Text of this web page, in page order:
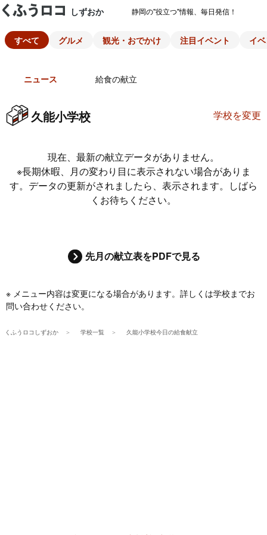
しずおか 静岡の"役立つ"情報、毎日発信！
すべて グルメ 観光・おでかけ 注目イベント イ
ニュース 給食の献立
久能小学校 学校を変更
現在、最新の献立データがありません。
※長期休暇、月の変わり目に表示されない場合がありま
す。データの更新がされましたら、表示されます。しばら
くお待ちください。
先月の献立表をPDFで見る
※ メニュー内容は変更になる場合があります。詳しくは学校までお
問い合わせください。
くふうロコしずおか 学校一覧 久能小学校今日の給食献立